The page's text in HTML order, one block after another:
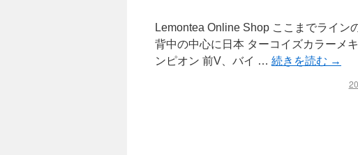
Lemontea Online Shop ここまでライ
背中の中心に日本 ターコイズカラーメ
ンピオン 前V、バイ … 続きを読む →